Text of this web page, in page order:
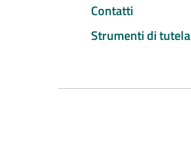
Contatti
Strumenti di tutela